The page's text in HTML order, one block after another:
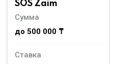
SOS Zaim
Сумма
до 500 000 ₸
Ставка